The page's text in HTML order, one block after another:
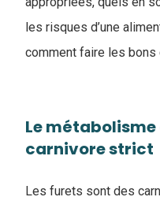
les risques d’une
comment faire les bons
Le métabolisme
carnivore strict
Les furets sont des